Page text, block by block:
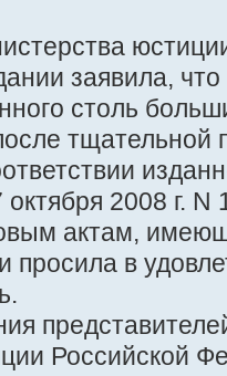
заявила,
столь
тщательной
2008 г.
актам,
просила в
Российской